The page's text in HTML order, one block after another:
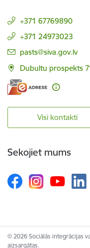
+371 67769890
+371 24973023
E-pasts:
pasts@siva.gov.lv
Dubultu prospekts
Visi kontakti
Sekojiet mums
© 2026 Sociālās integrācijas
aizsargātas.